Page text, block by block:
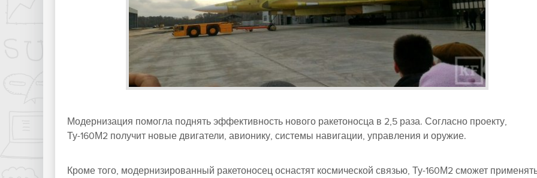
Модернизация помогла поднять эффективность нового ракетоносца в 2,5 раза. Согласно проекту,
Ту-160М2 получит новые двигатели, авионику, системы навигации, управления и оружие.
Кроме того, модернизированный ракетоносец оснастят космической связью, Ту-160М2 сможет